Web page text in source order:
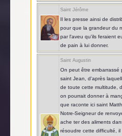
Saint Jérôme
Il les presse ainsi de
pour que la grandeur du
par l'aveu qu'ils feraient
de pain à lui donner.
Saint Augustin
On peut être embarrassé
saint Jean, d'après
de toute cette multitude,
on pourrait donner à
que raconte ici saint
Notre-Seigneur de
ache ter des aliments
résoudre cette difficulté,